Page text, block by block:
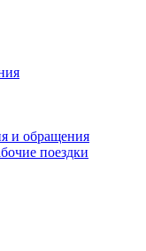
и обращения
поездки